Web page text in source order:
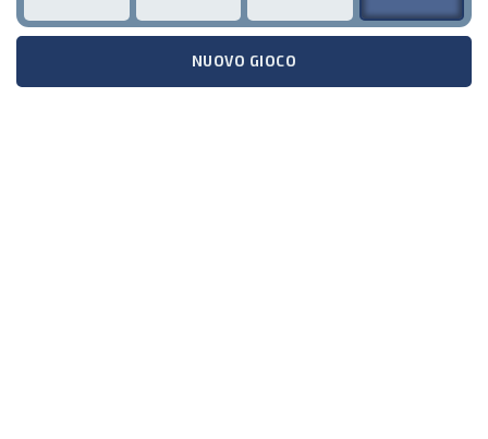
NUOVO GIOCO